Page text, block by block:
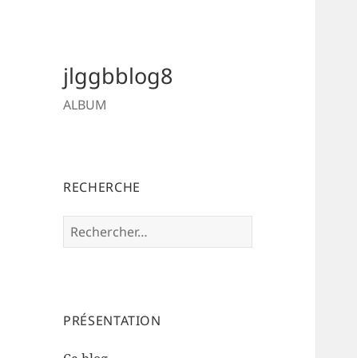
jlggbblog8
ALBUM
RECHERCHE
Rechercher :
PRÉSENTATION